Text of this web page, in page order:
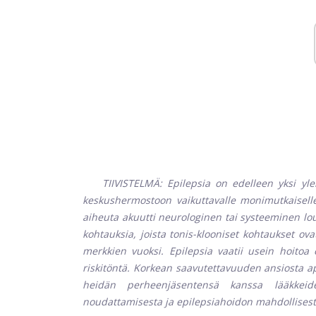
TIIVISTELMÄ: Epilepsia on edelleen yksi
keskushermostoon vaikuttavalle
aiheuta akuutti neurologinen tai systeeminen
kohtauksia, joista tonis-klooniset kohtaukset
merkkien vuoksi. Epilepsia vaatii usein
riskitöntä. Korkean saavutettavuuden ansiosta
heidän perheenjäsentensä kanssa
noudattamisesta ja epilepsiahoidon